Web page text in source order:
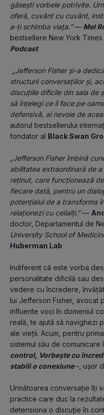
găsești vorbele potrivite.
oferă, cuvânt cu cuvânt,
a-ți schimba viața.” — Mel
bestsellere New York
Podcast
Jefferson Fisher și-a
structurii conversațiilor și,
discuțiile dificile din sala de
să înțelegi ce îi face pe
defensivă, ai nevoie de
autorul bestsellerului
fondator al Black Swan
Jefferson Fisher îmbină
abilitatea extraordinară de
reținut, care funcționează
fiecare dată, pentru un
potențialul de a transforma
relaționezi cu ceilalți.” —
doctor, Departamentul de
University School of
Huberman Lab
Indiferent că este vorba
personalitate dificilă sau
vedere cu încredere,
lui Jefferson Fisher, avocat
influente voci în domeniul
reală, te ajută să navighezi
ale vieții. Acum, pentru
sistemul său de comunicare
control, Vorbește cu
stabili o conexiune –, ușor
Următoarea conversație îți
practice care duc la
detensiona o discuție în